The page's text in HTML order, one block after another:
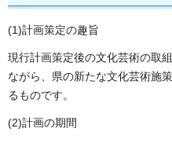
(1)計画策定の趣旨
現行計画策定後の文化芸術の取
ながら、県の新たな文化芸術施
るものです。
(2)計画の期間